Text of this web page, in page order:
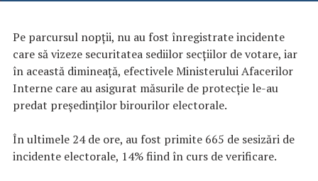
Pe parcursul nopții, nu au fost înregistrate incidente
care să vizeze securitatea sediilor secțiilor de votare, iar
în această dimineață, efectivele Ministerului Afacerilor
Interne care au asigurat măsurile de protecție le-au
predat președinților birourilor electorale.
În ultimele 24 de ore, au fost primite 665 de sesizări de
incidente electorale, 14% fiind în curs de verificare.